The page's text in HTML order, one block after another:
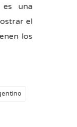
una
el
los